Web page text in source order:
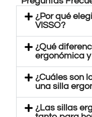
¿Por qué
VISSO?
¿Qué
ergonómica
¿Cuáles son
una silla
¿Las sillas